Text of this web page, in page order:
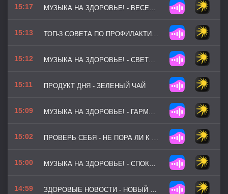
15:17 МУЗЫКА НА ЗДОРОВЬЕ! - ВЕСЕННИЙ КРОСС
15:13 ТОП-3 СОВЕТА ПО ПРОФИЛАКТИКЕ - КАК ПРАВИЛЬНО МЫТЬ РУКИ
15:12 МУЗЫКА НА ЗДОРОВЬЕ! - СВЕТЛАЯ РОСА
15:11 ПРОДУКТ ДНЯ - ЗЕЛЕНЫЙ ЧАЙ
15:09 МУЗЫКА НА ЗДОРОВЬЕ! - ГАРМОНИЯ И БАЛАНС
15:02 ПРОВЕРЬ СЕБЯ - НЕ ПОРА ЛИ К НЕВРОЛОГУ
15:00 МУЗЫКА НА ЗДОРОВЬЕ! - СПОКОЙНЫЙ РИТМ
14:59 ЗДОРОВЫЕ НОВОСТИ - НОВЫЙ СТАНДАРТ ЛЕЧЕНИЯ ТОНЗИЛЛИТА